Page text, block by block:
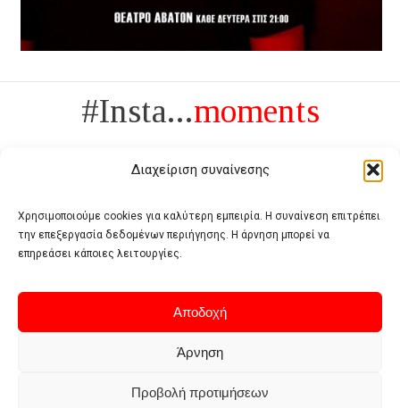
Διαχείριση συναίνεσης
Χρησιμοποιούμε cookies για καλύτερη εμπειρία. Η συναίνεση επιτρέπει
την επεξεργασία δεδομένων περιήγησης. Η άρνηση μπορεί να
επηρεάσει κάποιες λειτουργίες.
Αποδοχή
Άρνηση
Προβολή προτιμήσεων
#Insta...moments
Πολυτέλεια δεν είναι το αντίθετο της ανέχειας, είναι το αντίθετο της
Terms of use Privacy policy Cookie policy